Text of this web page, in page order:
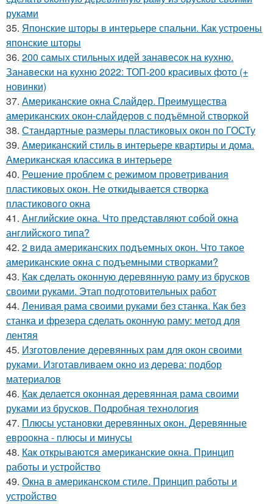
руками
35. Японские шторы в интерьере спальни. Как устроены
японские шторы
36. 200 самых стильных идей занавесок на кухню.
Занавески на кухню 2022: ТОП-200 красивых фото (+
новинки)
37. Американские окна Слайдер. Преимущества
американских окон-слайдеров с подъёмной створкой
38. Стандартные размеры пластиковых окон по ГОСТу
39. Американский стиль в интерьере квартиры и дома.
Американская классика в интерьере
40. Решение проблем с режимом проветривания
пластиковых окон. Не откидывается створка
пластикового окна
41. Английские окна. Что представляют собой окна
английского типа?
42. 2 вида американских подъемных окон. Что такое
американские окна с подъемными створками?
43. Как сделать оконную деревянную раму из брусков
своими руками. Этап подготовительных работ
44. Ленивая рама своими руками без станка. Как без
станка и фрезера сделать оконную раму: метод для
лентяя
45. Изготовление деревянных рам для окон своими
руками. Изготавливаем окно из дерева: подбор
материалов
46. Как делается оконная деревянная рама своими
руками из брусков. Подробная технология
47. Плюсы установки деревянных окон. Деревянные
евроокна - плюсы и минусы
48. Как открываются американские окна. Принцип
работы и устройство
49. Окна в американском стиле. Принцип работы и
устройство